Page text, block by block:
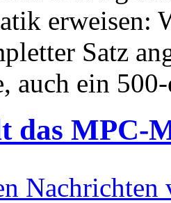
erweisen:
Satz
auch ein
das MPC-
Nachrichten